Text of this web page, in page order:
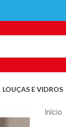
LOUÇAS E VIDROS
Início